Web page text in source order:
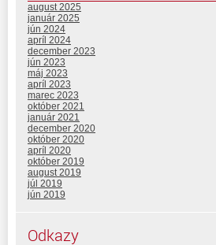
august 2025
január 2025
jún 2024
apríl 2024
december 2023
jún 2023
máj 2023
apríl 2023
marec 2023
október 2021
január 2021
december 2020
október 2020
apríl 2020
október 2019
august 2019
júl 2019
jún 2019
Odkazy